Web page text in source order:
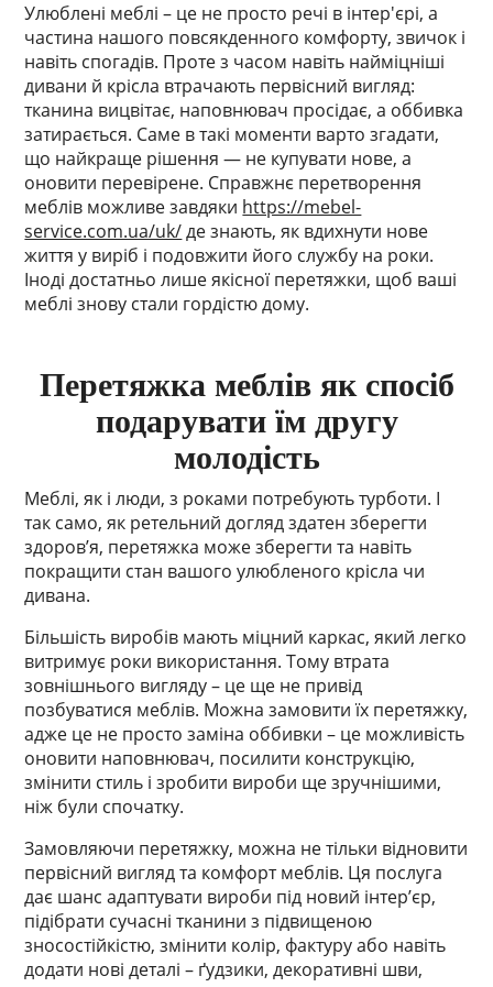
Улюблені меблі – це не просто речі в інтер'єрі, а
частина нашого повсякденного комфорту, звичок і
навіть спогадів. Проте з часом навіть найміцніші
дивани й крісла втрачають первісний вигляд:
тканина вицвітає, наповнювач просідає, а оббивка
затирається. Саме в такі моменти варто згадати,
що найкраще рішення — не купувати нове, а
оновити перевірене. Справжнє перетворення
меблів можливе завдяки https://mebel-
service.com.ua/uk/де знають, як вдихнути нове
життя у виріб і подовжити його службу на роки.
Іноді достатньо лише якісної перетяжки, щоб ваші
меблі знову стали гордістю дому.
Перетяжка меблів як спосіб
подарувати їм другу
молодість
Меблі, як і люди, з роками потребують турботи. І
так само, як ретельний догляд здатен зберегти
здоров’я, перетяжка може зберегти та навіть
покращити стан вашого улюбленого крісла чи
дивана.
Більшість виробів мають міцний каркас, який легко
витримує роки використання. Тому втрата
зовнішнього вигляду – це ще не привід
позбуватися меблів. Можна замовити їх перетяжку,
адже це не просто заміна оббивки – це можливість
оновити наповнювач, посилити конструкцію,
змінити стиль і зробити вироби ще зручнішими,
ніж були спочатку.
Замовляючи перетяжку, можна не тільки відновити
первісний вигляд та комфорт меблів. Ця послуга
дає шанс адаптувати вироби під новий інтер’єр,
підібрати сучасні тканини з підвищеною
зносостійкістю, змінити колір, фактуру або навіть
додати нові деталі – ґудзики, декоративні шви,